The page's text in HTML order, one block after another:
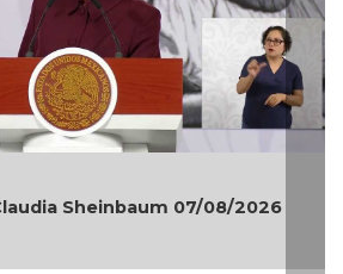
Sheinbaum 07/08/2026